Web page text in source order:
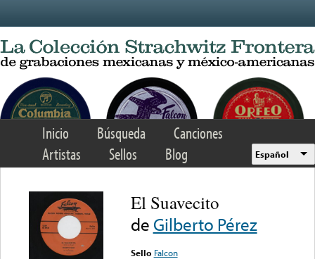
Inicio Búsqueda
Canciones
Artistas
Sellos Blog Español
El Suavecito
de Gilberto Pérez
Sello Falcon